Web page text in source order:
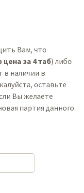
Вам, что
за 4 таб) либо
в наличии в
оставьте
Вы желаете
партия данного